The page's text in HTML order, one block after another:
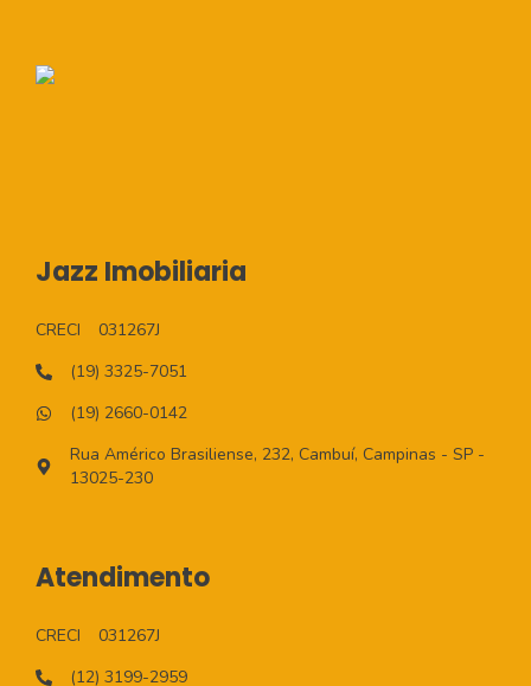
Jazz Imobiliaria
CRECI
031267J
(19) 3325-7051
(19) 2660-0142
Rua Américo Brasiliense, 232, Cambuí, Campinas - SP -
13025-230
Atendimento
CRECI
031267J
(12) 3199-2959